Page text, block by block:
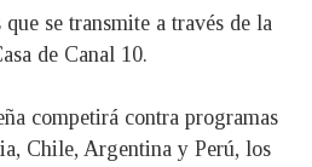
se transmite a través de la
de Canal 10.
competirá contra programas
Chile, Argentina y Perú, los